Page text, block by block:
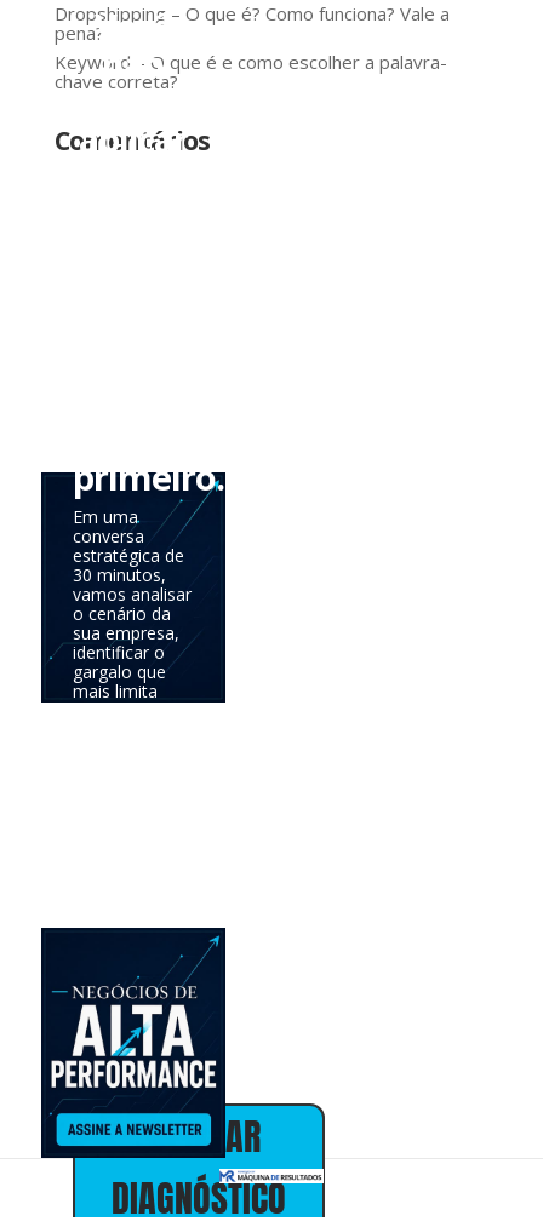
Dropshipping – O que é? Como funciona? Vale a
pena?
Keyword – O que é e como escolher a palavra-
chave correta?
Comentários
Você
não
precisa
aplicar
primeiro.
Em uma
conversa
estratégica de
30 minutos,
vamos analisar
o cenário da
sua empresa,
identificar o
gargalo que
mais limita
seus
Alex Almeida
Presidente
30+ anos em
marketing,
vendas e
estratégia de
negócios
AGENDAR
DIAGNÓSTICO